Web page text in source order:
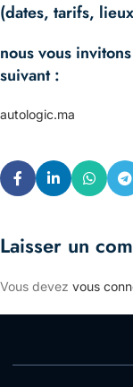
(dates, tarifs,
nous vous
suivant :
autologic.ma
Laisser un
Vous devez vous